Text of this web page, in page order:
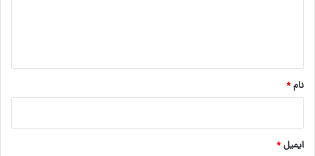
نام*
ایمیل*